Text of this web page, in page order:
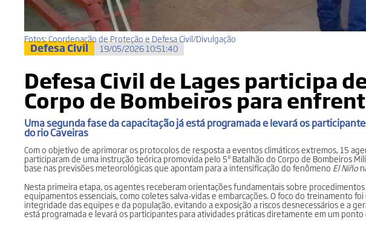
Fotos: Coordenação de Proteção e Defesa Civil/Divulgação
Defesa Civil 19/05/2026 10:51:40
Defesa Civil de Lages participa
Corpo de Bombeiros para
Uma segunda fase da capacitação já está programada e levará os
do rio Caveiras
Com o objetivo de aprimorar os protocolos de resposta a eventos climáticos extremos, 15
participaram de uma instrução teórica promovida pelo 5º Batalhão do Corpo de Bombeiros
base nas previsões meteorológicas que apontam para a intensificação do fenômeno El Niño
Nesta primeira etapa, os agentes receberam orientações fundamentais sobre
equipamentos essenciais, como coletes salva-vidas e embarcações. O foco do treinamento
integridade das equipes e da população, evitando a exposição a riscos desnecessários e a
está programada e levará os participantes para atividades práticas diretamente em um ponto